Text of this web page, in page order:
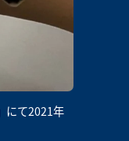
にて2021年